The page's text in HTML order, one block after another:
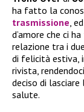
ha fatto la
trasmissione,
d’amore che ci
relazione tra i
di felicità estiva,
rivista,
deciso di
salute.